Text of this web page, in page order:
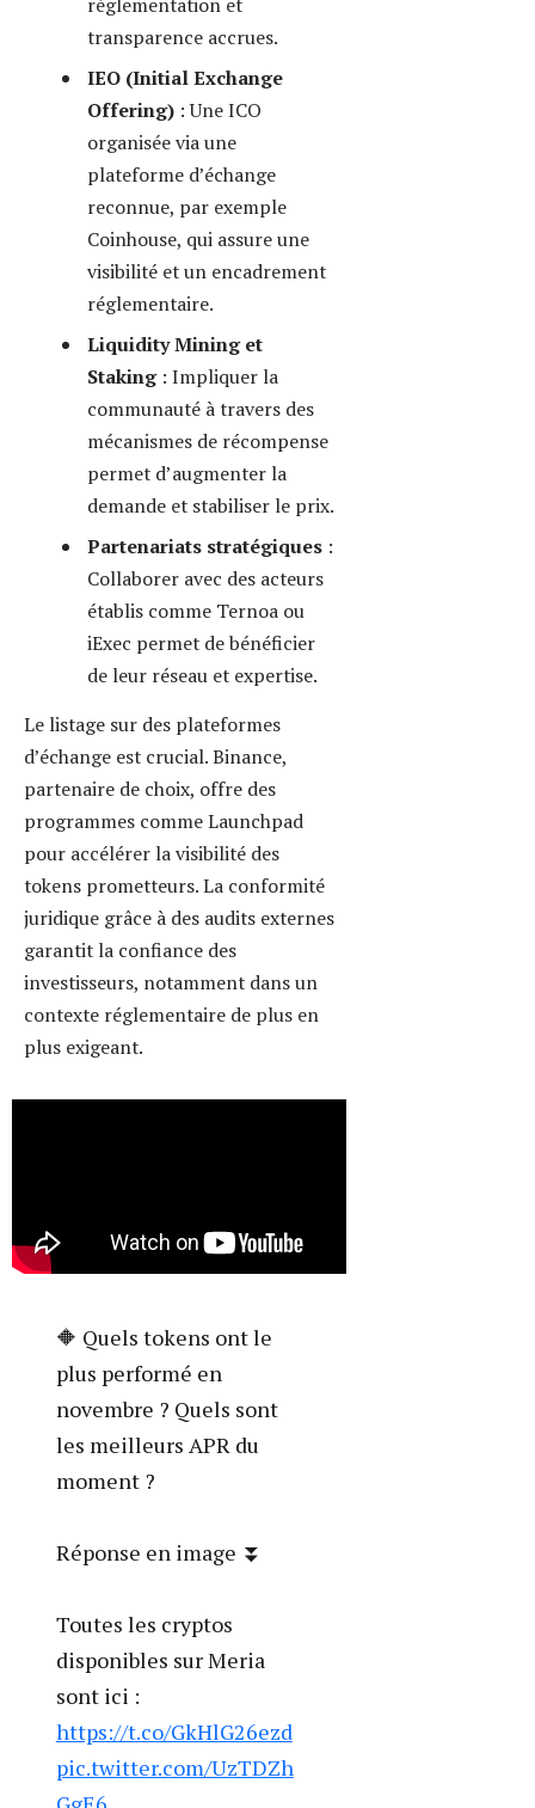
Collaborer avec des acteurs
établis comme Ternoa ou
iExec permet de bénéficier
de leur réseau et expertise.
Le listage sur des plateformes
d’échange est crucial. Binance,
partenaire de choix, offre des
programmes comme Launchpad
pour accélérer la visibilité des
tokens prometteurs. La conformité
juridique grâce à des audits externes
garantit la confiance des
investisseurs, notamment dans un
contexte réglementaire de plus en
plus exigeant.
🔶 Quels tokens ont le
plus performé en
novembre ? Quels sont
les meilleurs APR du
moment ?
Réponse en image ⏬️
Toutes les cryptos
disponibles sur Meria
GgE6
— Meria
December 3, 2024
Évolutions et challenges :
sécuriser et pérenniser
univers réglementé
La blockchain avance vite, tout
comme les réglementations qui
l’entourent. Maintenir la sécurité et
la viabilité de votre token demande
une vigilance constante et une
adaptation aux nouveautés.